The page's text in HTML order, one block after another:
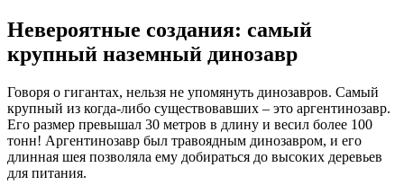
Невероятные создания: самый
крупный наземный динозавр
Говоря о гигантах, нельзя не упомянуть динозавров. Самый
крупный из когда-либо существовавших – это аргентинозавр.
Его размер превышал 30 метров в длину и весил более 100
тонн! Аргентинозавр был травоядным динозавром, и его
длинная шея позволяла ему добираться до высоких деревьев
для питания.